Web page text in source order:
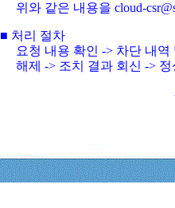
위와 같은 내용을 cloud-
■ 처리 절차
요청 내용 확인 -> 차단 내
해제 -> 조치 결과 회신 ->